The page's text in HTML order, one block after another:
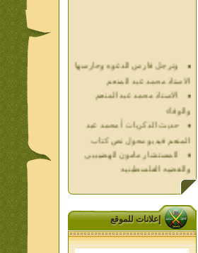
الاستاذ محمد عبد المنعم
الاستاذ محمد عبد المنعم
والوفاء
حديث الذكريات أ محمد عبد
المنعم فيديو محول نص كتاب
المستشار مامون الهضيبيى
والقضيه الفلسطينيه
العداله الغائبه 1000 شهيد
فلسطين ده كان زمان
العداله الغائبه ( الدرع الواقى )
الاقصى فى قلوبنا
خواطر الحج
الاخوان فى حرب فلسطين
إعلانات للموقع